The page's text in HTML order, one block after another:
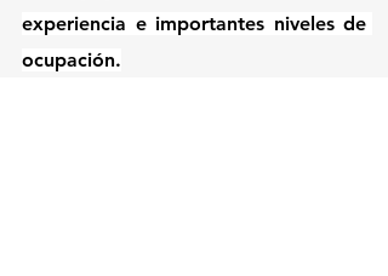
experiencia e importantes niveles de
ocupación.